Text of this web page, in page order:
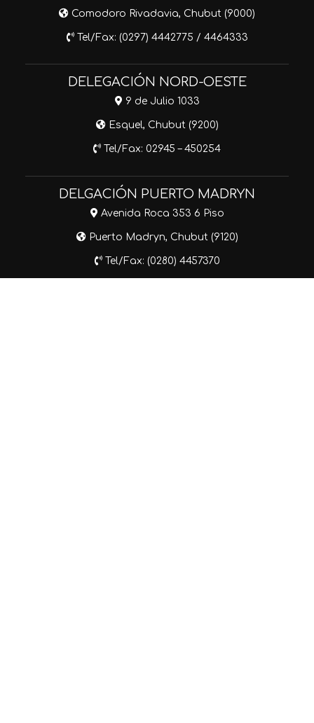
Comodoro Rivadavia, Chubut (9000)
Tel/Fax: (0297) 4442775 / 4464333
DELEGACIÓN NORD-OESTE
9 de Julio 1033
Esquel, Chubut (9200)
Tel/Fax: 02945 – 450254
DELGACIÓN PUERTO MADRYN
Avenida Roca 353 6 Piso
Puerto Madryn, Chubut (9120)
Tel/Fax: (0280) 4457370